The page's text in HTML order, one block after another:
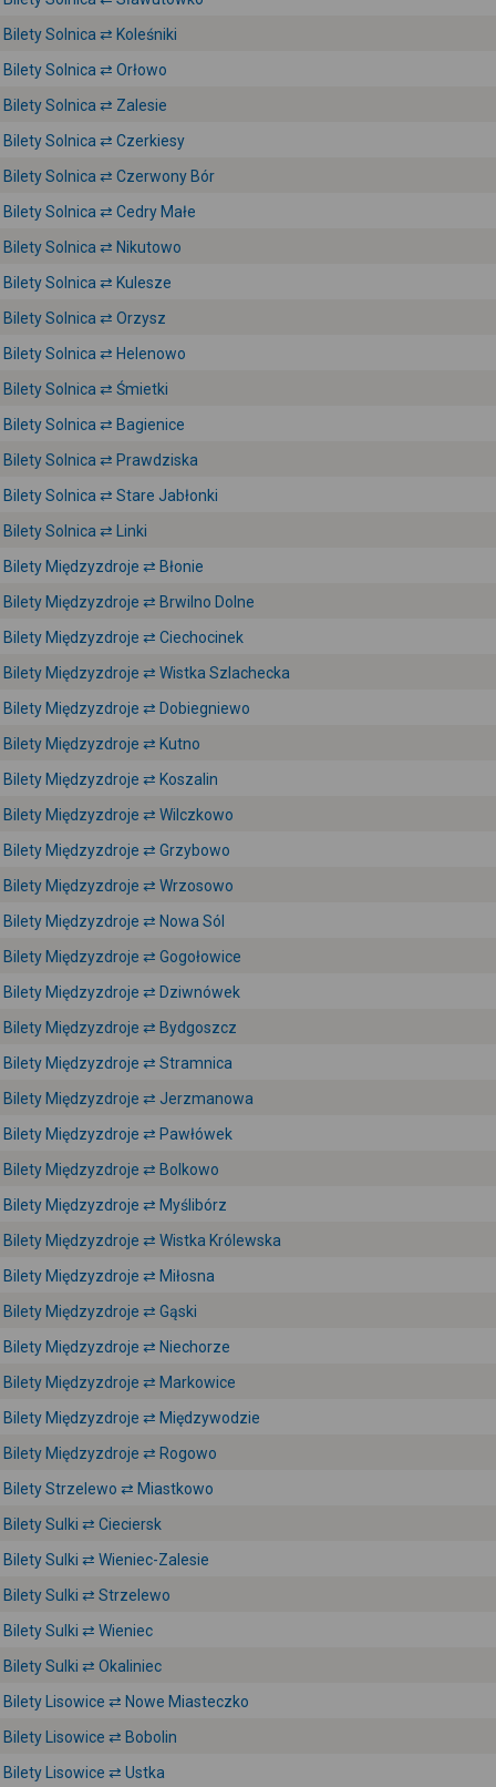
Bilety Solnica ⇄ Koleśniki
Bilety Solnica ⇄ Orłowo
Bilety Solnica ⇄ Zalesie
Bilety Solnica ⇄ Czerkiesy
Bilety Solnica ⇄ Czerwony Bór
Bilety Solnica ⇄ Cedry Małe
Bilety Solnica ⇄ Nikutowo
Bilety Solnica ⇄ Kulesze
Bilety Solnica ⇄ Orzysz
Bilety Solnica ⇄ Helenowo
Bilety Solnica ⇄ Śmietki
Bilety Solnica ⇄ Bagienice
Bilety Solnica ⇄ Prawdziska
Bilety Solnica ⇄ Stare Jabłonki
Bilety Solnica ⇄ Linki
Bilety Międzyzdroje ⇄ Błonie
Bilety Międzyzdroje ⇄ Brwilno Dolne
Bilety Międzyzdroje ⇄ Ciechocinek
Bilety Międzyzdroje ⇄ Wistka Szlachecka
Bilety Międzyzdroje ⇄ Dobiegniewo
Bilety Międzyzdroje ⇄ Kutno
Bilety Międzyzdroje ⇄ Koszalin
Bilety Międzyzdroje ⇄ Wilczkowo
Bilety Międzyzdroje ⇄ Grzybowo
Bilety Międzyzdroje ⇄ Wrzosowo
Bilety Międzyzdroje ⇄ Nowa Sól
Bilety Międzyzdroje ⇄ Gogołowice
Bilety Międzyzdroje ⇄ Dziwnówek
Bilety Międzyzdroje ⇄ Bydgoszcz
Bilety Międzyzdroje ⇄ Stramnica
Bilety Międzyzdroje ⇄ Jerzmanowa
Bilety Międzyzdroje ⇄ Pawłówek
Bilety Międzyzdroje ⇄ Bolkowo
Bilety Międzyzdroje ⇄ Myślibórz
Bilety Międzyzdroje ⇄ Wistka Królewska
Bilety Międzyzdroje ⇄ Miłosna
Bilety Międzyzdroje ⇄ Gąski
Bilety Międzyzdroje ⇄ Niechorze
Bilety Międzyzdroje ⇄ Markowice
Bilety Międzyzdroje ⇄ Międzywodzie
Bilety Międzyzdroje ⇄ Rogowo
Bilety Strzelewo ⇄ Miastkowo
Bilety Sulki ⇄ Cieciersk
Bilety Sulki ⇄ Wieniec-Zalesie
Bilety Sulki ⇄ Strzelewo
Bilety Sulki ⇄ Wieniec
Bilety Sulki ⇄ Okaliniec
Bilety Lisowice ⇄ Nowe Miasteczko
Bilety Lisowice ⇄ Bobolin
Bilety Lisowice ⇄ Ustka